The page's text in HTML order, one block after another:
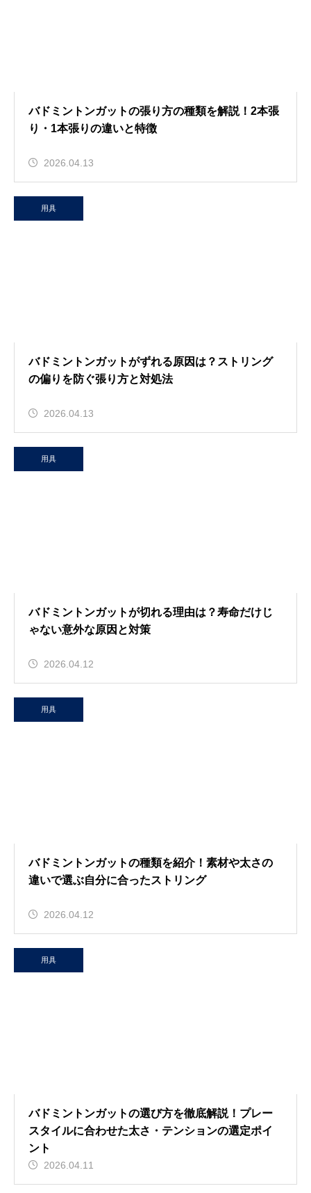
バドミントンガットの張り方の種類を解説！2本張
り・1本張りの違いと特徴
2026.04.13
用具
バドミントンガットがずれる原因は？ストリング
の偏りを防ぐ張り方と対処法
2026.04.13
用具
バドミントンガットが切れる理由は？寿命だけじ
ゃない意外な原因と対策
2026.04.12
用具
バドミントンガットの種類を紹介！素材や太さの
違いで選ぶ自分に合ったストリング
2026.04.12
用具
バドミントンガットの選び方を徹底解説！プレー
スタイルに合わせた太さ・テンションの選定ポイ
ント
2026.04.11